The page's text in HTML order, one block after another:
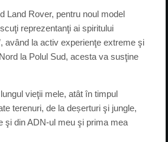
Land Rover, pentru noul model
reprezentanţi ai spiritului
având la activ experienţe extreme şi
la Polul Sud, acesta va susţine
vieţii mele, atât în timpul
terenuri, de la deșerturi şi jungle,
şi din ADN-ul meu şi prima mea